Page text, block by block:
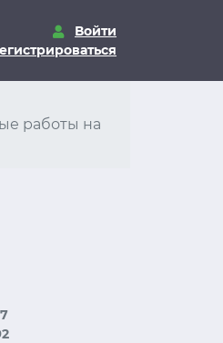
Войти
работы на